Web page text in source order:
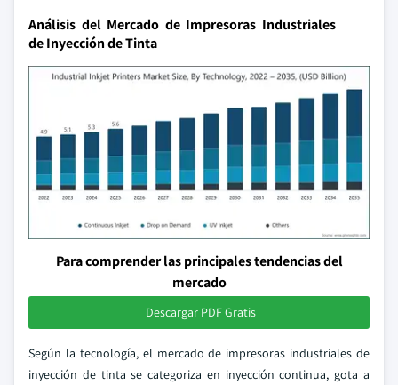
Análisis del Mercado de Impresoras Industriales
de Inyección de Tinta
Para comprender las principales tendencias del
mercado
Descargar PDF Gratis
Según la tecnología, el mercado de impresoras industriales de
inyección de tinta se categoriza en inyección continua, gota a